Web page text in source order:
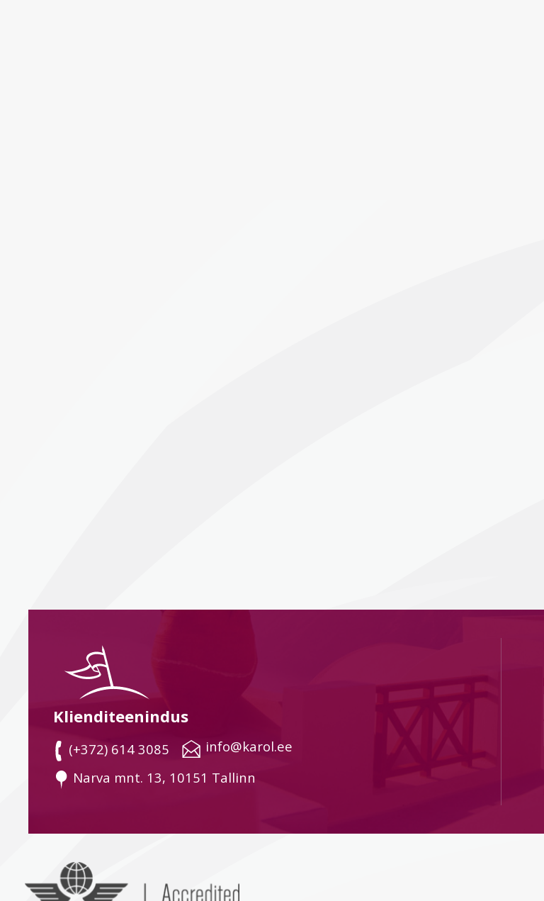
Klienditeenindus
(+372) 614 3085
info@karol.ee
Narva mnt. 13, 10151 Tallinn